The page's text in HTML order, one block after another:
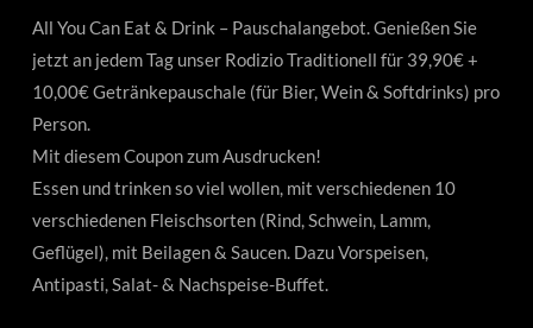
All You Can Eat & Drink – Pauschalangebot. Genießen Sie
jetzt an jedem Tag unser Rodizio Traditionell für 39,90€ +
10,00€ Getränkepauschale (für Bier, Wein & Softdrinks) pro
Person.
Mit diesem Coupon zum Ausdrucken!
Essen und trinken so viel wollen, mit verschiedenen 10
verschiedenen Fleischsorten (Rind, Schwein, Lamm,
Geflügel), mit Beilagen & Saucen. Dazu Vorspeisen,
Antipasti, Salat- & Nachspeise-Buffet.